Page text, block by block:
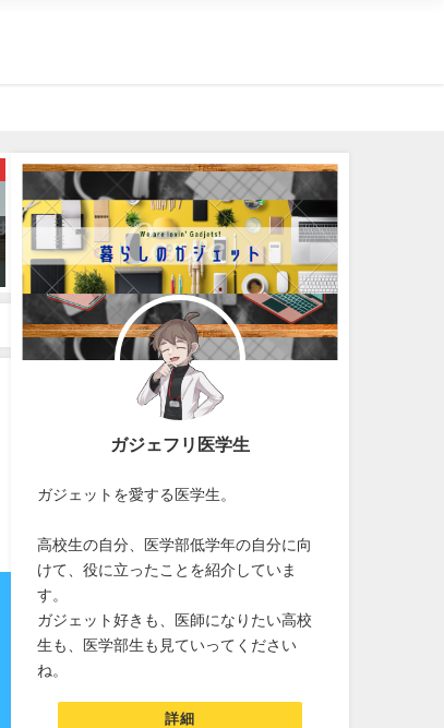
ガジェット
【初めてカメラを買う人必見】
自分にあったカメラを選ぶため
に見るべきポイント３つ。
2022年10月17日
イマドキ医学生の定期試験
のおすすめグッズ編】
2022年10月22日
ガジェフリ医学生
ガジェットを愛する医学生。
高校生の自分、医学部低学年の自分に向
けて、役に立ったことを紹介していま
す。
ガジェット好きも、医師になりたい高校
生も、医学部生も見ていってください
ね。
詳細